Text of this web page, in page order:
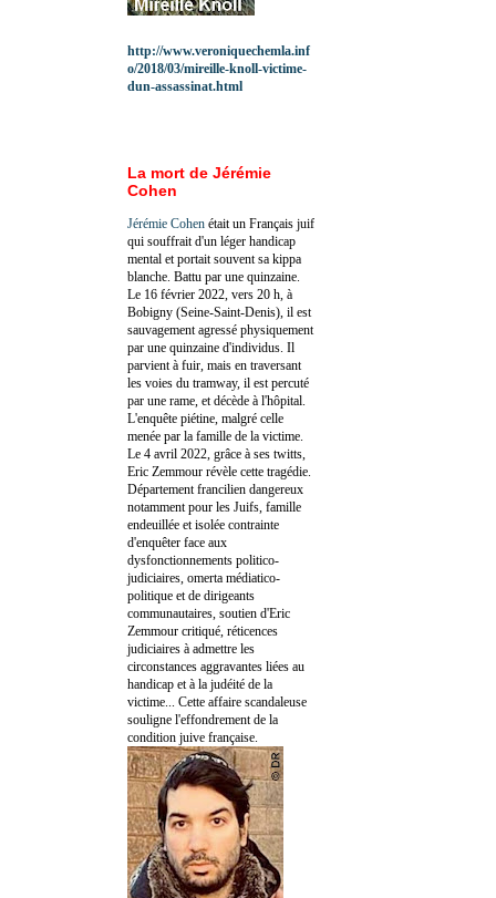
http://www.veroniquechemla.inf
o/2018/03/mireille-knoll-victime-
dun-assassinat.html
La mort de Jérémie
Cohen
Jérémie Cohen était un Français juif
qui souffrait d'un léger handicap
mental et portait souvent sa kippa
blanche. Battu par une quinzaine.
Le 16 février 2022, vers 20 h, à
Bobigny (Seine-Saint-Denis), il est
sauvagement agressé physiquement
par une quinzaine d'individus. Il
parvient à fuir, mais en traversant
les voies du tramway, il est percuté
par une rame, et décède à l'hôpital.
L'enquête piétine, malgré celle
menée par la famille de la victime.
Le 4 avril 2022, grâce à ses twitts,
Eric Zemmour révèle cette tragédie.
Département francilien dangereux
notamment pour les Juifs, famille
endeuillée et isolée contrainte
d'enquêter face aux
dysfonctionnements politico-
judiciaires, omerta médiatico-
politique et de dirigeants
communautaires, soutien d'Eric
Zemmour critiqué, réticences
judiciaires à admettre les
circonstances aggravantes liées au
handicap et à la judéité de la
victime... Cette affaire scandaleuse
souligne l'effondrement de la
condition juive française.